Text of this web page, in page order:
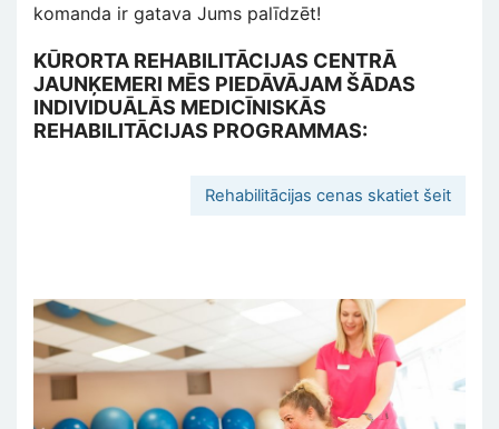
komanda ir gatava Jums palīdzēt!
KŪRORTA REHABILITĀCIJAS CENTRĀ
JAUNĶEMERI MĒS PIEDĀVĀJAM ŠĀDAS
INDIVIDUĀLĀS MEDICĪNISKĀS
REHABILITĀCIJAS PROGRAMMAS:
Rehabilitācijas cenas skatiet šeit